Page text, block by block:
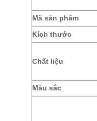
Mã sản phẩm
Kích thước
Chất liệu
Màu sắc